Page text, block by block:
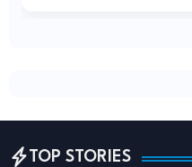
TOP STORIES